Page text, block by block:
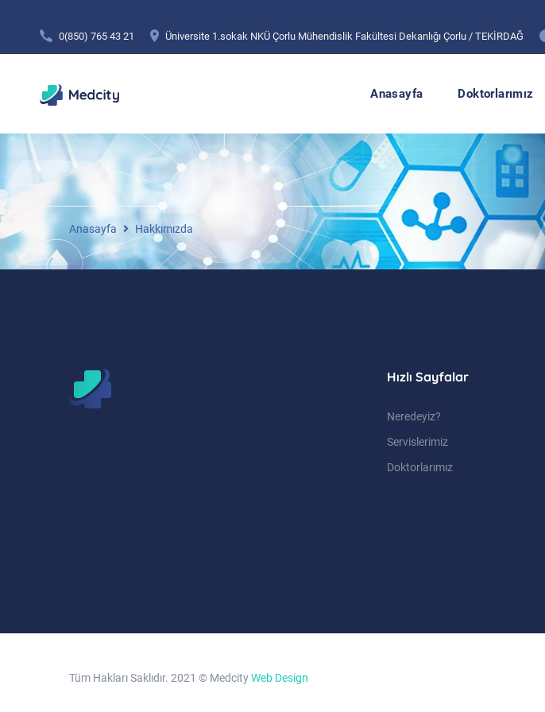
0(850) 765 43 21 Üniversite 1.sokak NKÜ Çorlu Mühendislik Fakültesi Dekanlığı Çorlu / TEKİRDAĞ
Anasayfa Doktorlarımız
Anasayfa Hakkımızda
Hızlı Sayfalar
Neredeyiz?
Servislerimiz
Doktorlarımız
Tüm Hakları Saklıdır. 2021 © MedcityWeb Design